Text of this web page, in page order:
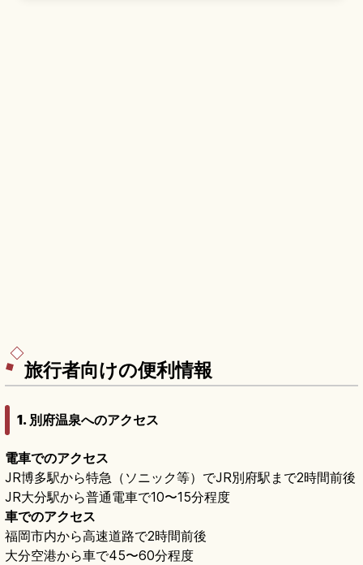
旅行者向けの便利情報
1. 別府温泉へのアクセス
電車でのアクセス
JR博多駅から特急（ソニック等）でJR別府駅まで2時間前後
JR大分駅から普通電車で10〜15分程度
車でのアクセス
福岡市内から高速道路で2時間前後
大分空港から車で45〜60分程度